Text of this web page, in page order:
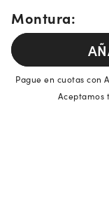
Montura:
Pague en cuotas con
Aceptamos